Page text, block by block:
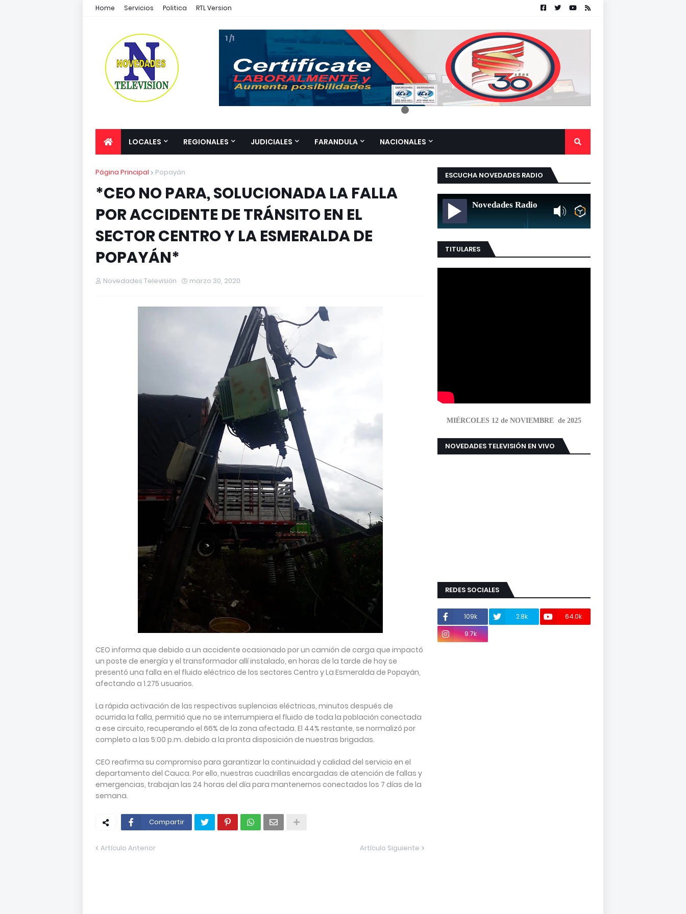
Home Servicios Politica RTL Version
1 /1
LOCALES REGIONALES JUDICIALES FARANDULA NACIONALES
Página Principal Popayán
*CEO NO PARA, SOLUCIONADA LA FALLA
POR ACCIDENTE DE TRÁNSITO EN EL
SECTOR CENTRO Y LA ESMERALDA DE
POPAYÁN*
Novedades Televisión marzo 30, 2020
CEO informa que debido a un accidente ocasionado por un camión de carga que impactó
un poste de energía y el transformador allí instalado, en horas de la tarde de hoy se
presentó una falla en el fluido eléctrico de los sectores Centro y La Esmeralda de Popayán,
afectando a 1.275 usuarios.
La rápida activación de las respectivas suplencias eléctricas, minutos después de
ocurrida la falla, permitió que no se interrumpiera el fluido de toda la población conectada
a ese circuito, recuperando el 66% de la zona afectada. El 44% restante, se normalizó por
completo a las 5:00 p.m. debido a la pronta disposición de nuestras brigadas.
CEO reafirma su compromiso para garantizar la continuidad y calidad del servicio en el
departamento del Cauca. Por ello, nuestras cuadrillas encargadas de atención de fallas y
emergencias, trabajan las 24 horas del día para mantenernos conectados los 7 días de la
semana.
Compartir
Artículo Anterior Artículo Siguiente
ESCUCHA NOVEDADES RADIO
Novedades Radio
TITULARES
MIÉRCOLES 12 de NOVIEMBRE de 2025
NOVEDADES TELEVISIÓN EN VIVO
REDES SOCIALES
109k 2.8k
64.0k
9.7k